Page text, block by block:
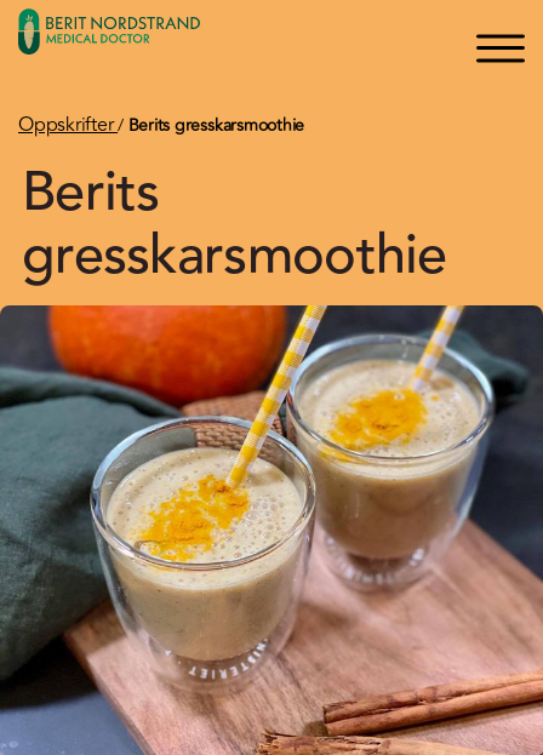
Søk ×
Bli medlem
Artikler
Kurs og Foredrag
Bøker
×
Oppskrifter/ Berits gresskarsmoothie
Berits
gresskarsmoothie